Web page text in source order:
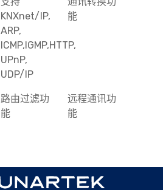
KNXnet/IP,
ARP,
ICMP,IGMP,HTTP,
UPnP,
UDP/IP
能
路由过滤功
能
远程通讯功
能